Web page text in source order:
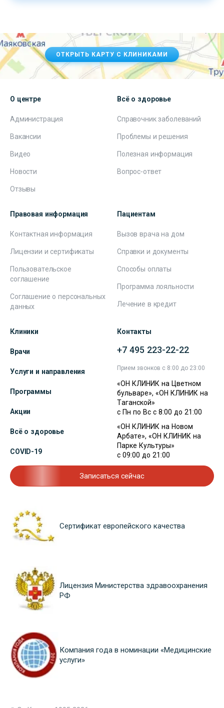
ОТКРЫТЬ КАРТУ С КЛИНИКАМИ
О центре
Администрация
Вакансии
Видео
Новости
Отзывы
Всё о здоровье
Справочник заболеваний
Проблемы и решения
Полезная информация
Вопрос-ответ
Правовая информация
Контактная информация
Лицензии и сертификаты
Пользовательское
соглашение
Соглашение о персональных
данных
Пациентам
Вызов врача на дом
Справки и документы
Способы оплаты
Программа лояльности
Лечение в кредит
Клиники
Врачи
Услуги и направления
Программы
Акции
Всё о здоровье
COVID-19
Контакты
+7 495 223-22-22
Прием звонков с 8:00 до 23:00
«ОН КЛИНИК на Цветном
бульваре», «ОН КЛИНИК на
Таганской»
с Пн по Вс с 8:00 до 21:00
«ОН КЛИНИК на Новом
Арбате», «ОН КЛИНИК на
Парке Культуры»
с 09:00 до 21:00
Записаться сейчас
Сертификат европейского качества
Лицензия Министерства здравоохранения
РФ
Компания года в номинации «Медицинские
услуги»